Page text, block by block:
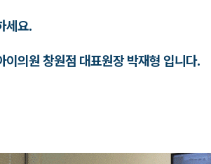
세요.
이의원 창원점 대표원장 박재형 입니다.